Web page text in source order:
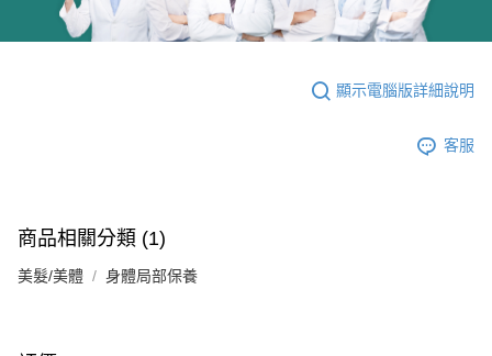
顯示電腦版詳細說明
客服
商品相關分類 (1)
美髮/美體 身體局部保養